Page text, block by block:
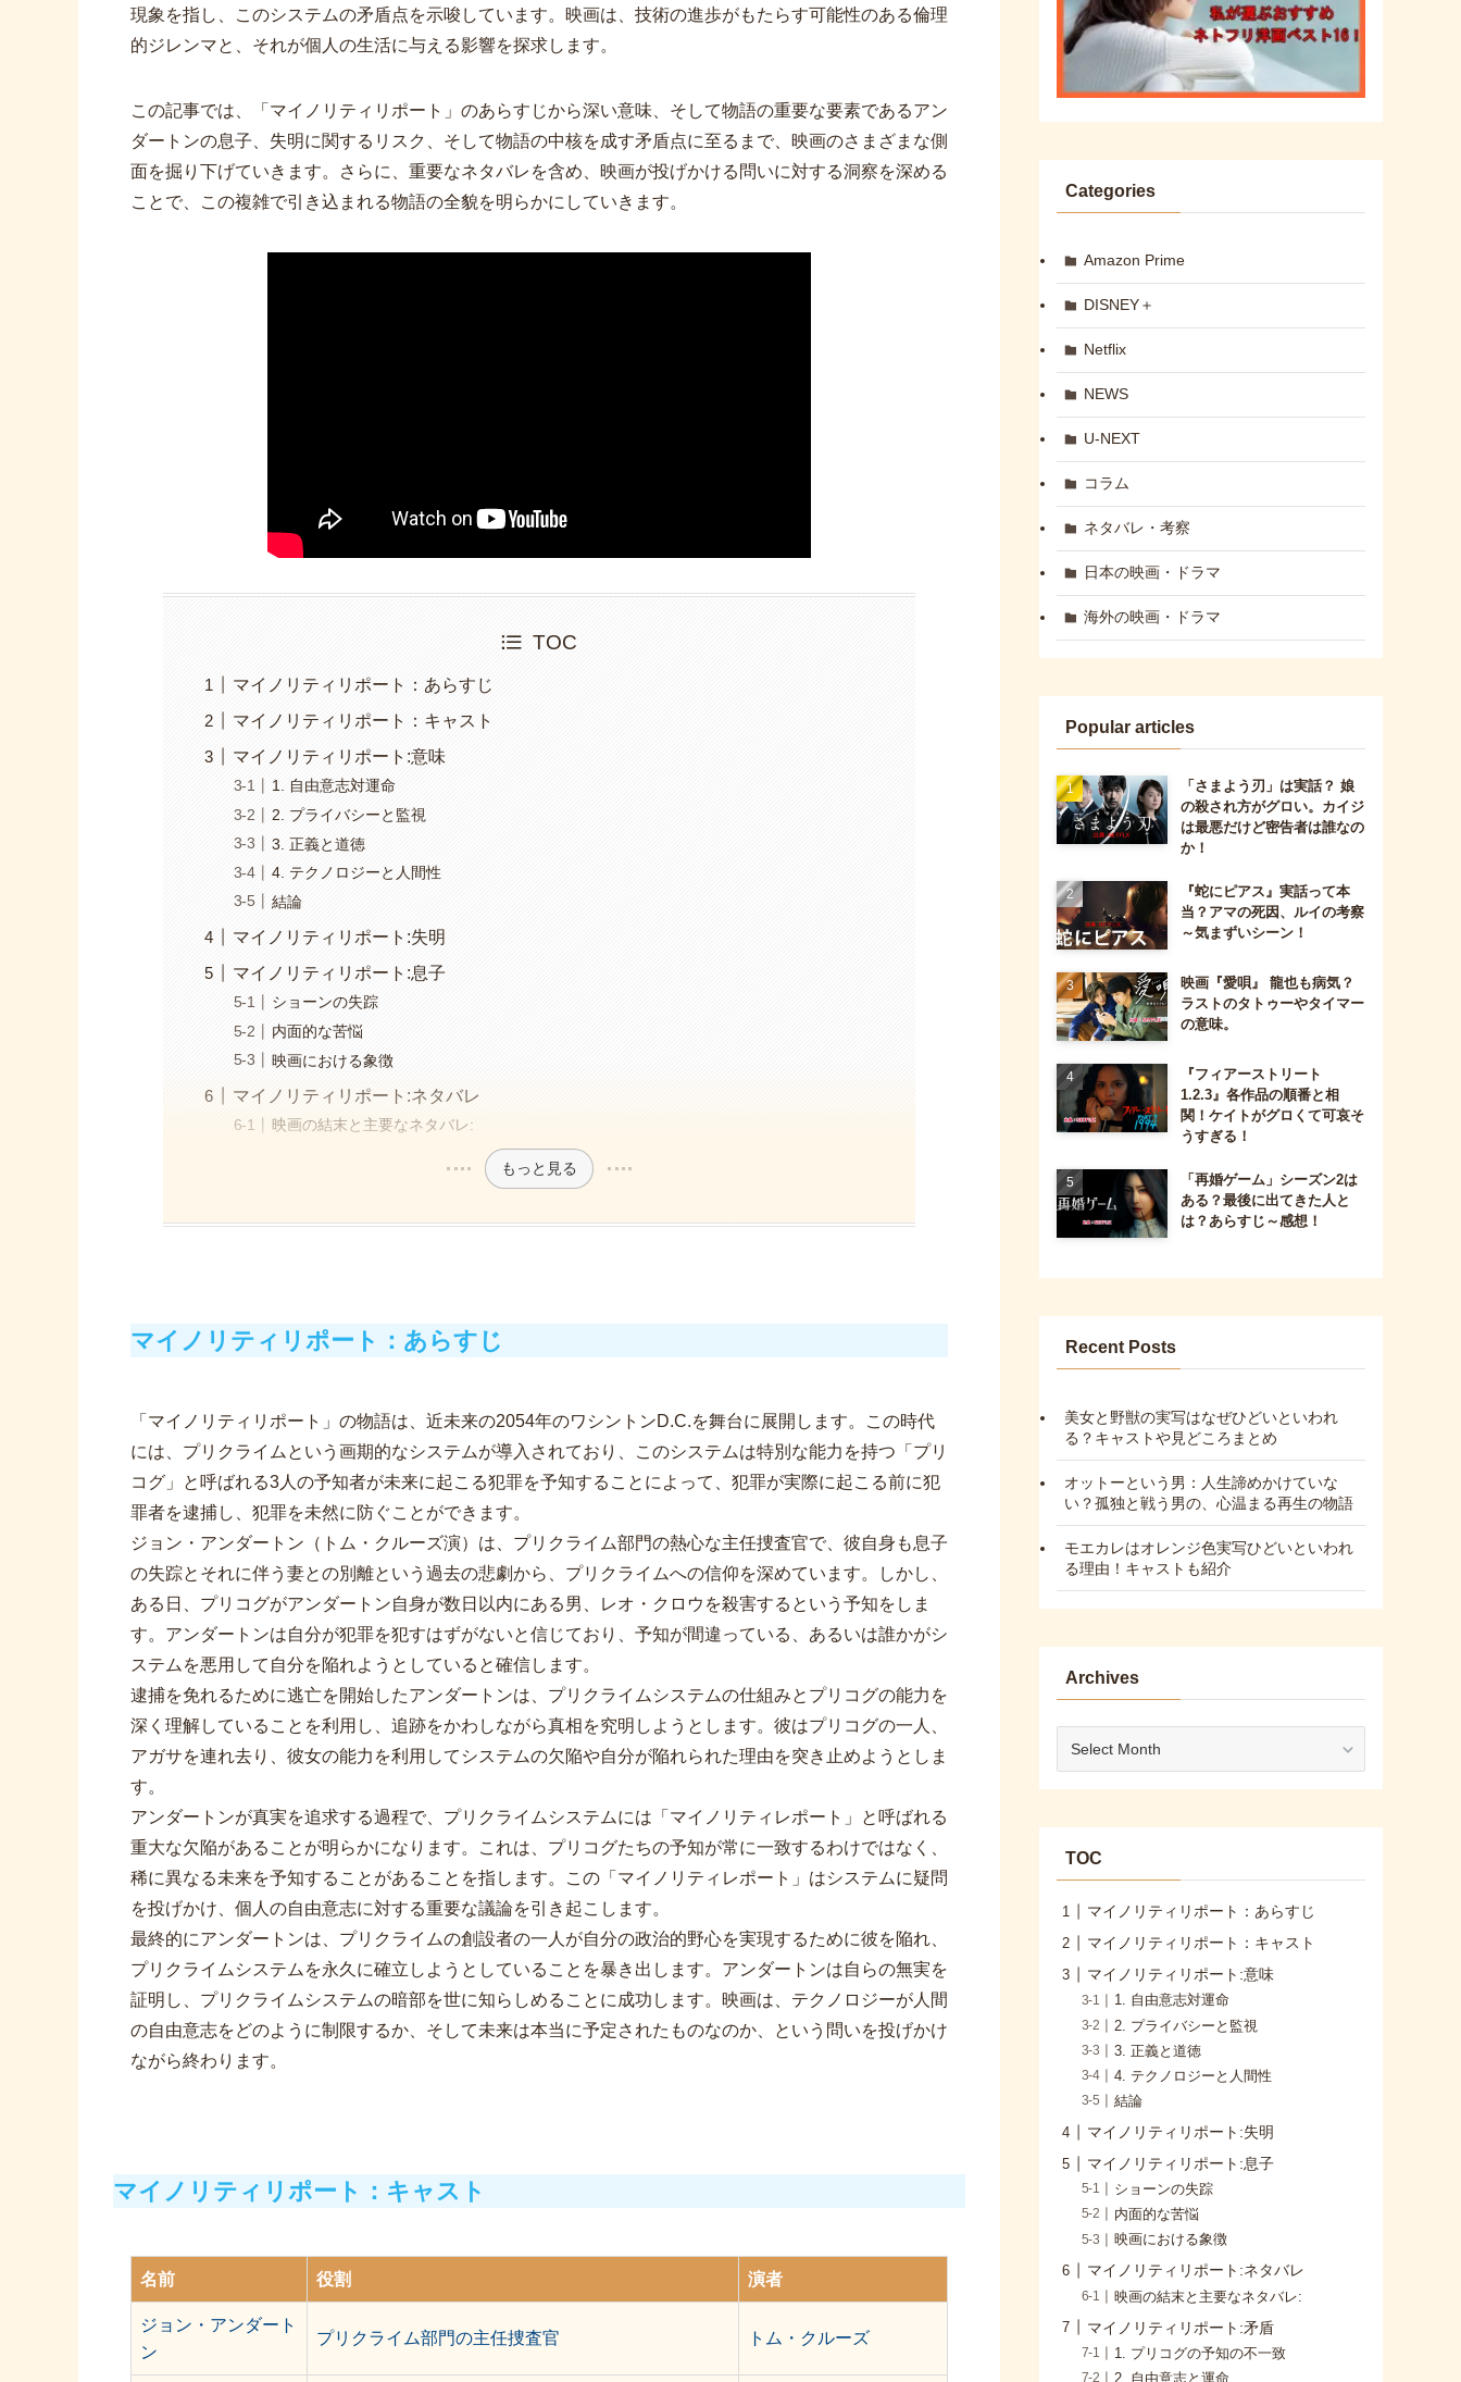
現象を指し、このシステムの矛盾点を示唆しています。映画は、技術の進歩がもたらす可能性のある倫理
的ジレンマと、それが個人の生活に与える影響を探求します。
この記事では、「マイノリティリポート」のあらすじから深い意味、そして物語の重要な要素であるアン
ダートンの息子、失明に関するリスク、そして物語の中核を成す矛盾点に至るまで、映画のさまざまな側
面を掘り下げていきます。さらに、重要なネタバレを含め、映画が投げかける問いに対する洞察を深める
ことで、この複雑で引き込まれる物語の全貌を明らかにしていきます。
TOC
マイノリティリポート：あらすじ
マイノリティリポート：キャスト
マイノリティリポート:意味
1. 自由意志対運命
2. プライバシーと監視
3. 正義と道徳
4. テクノロジーと人間性
結論
マイノリティリポート:失明
マイノリティリポート:息子
ショーンの失踪
内面的な苦悩
映画における象徴
マイノリティリポート:ネタバレ
映画の結末と主要なネタバレ:
もっと見る
マイノリティリポート：あらすじ
「マイノリティリポート」の物語は、近未来の2054年のワシントンD.C.を舞台に展開します。この時代
には、プリクライムという画期的なシステムが導入されており、このシステムは特別な能力を持つ「プリ
コグ」と呼ばれる3人の予知者が未来に起こる犯罪を予知することによって、犯罪が実際に起こる前に犯
罪者を逮捕し、犯罪を未然に防ぐことができます。
ジョン・アンダートン（トム・クルーズ演）は、プリクライム部門の熱心な主任捜査官で、彼自身も息子
の失踪とそれに伴う妻との別離という過去の悲劇から、プリクライムへの信仰を深めています。しかし、
ある日、プリコグがアンダートン自身が数日以内にある男、レオ・クロウを殺害するという予知をしま
す。アンダートンは自分が犯罪を犯すはずがないと信じており、予知が間違っている、あるいは誰かがシ
ステムを悪用して自分を陥れようとしていると確信します。
逮捕を免れるために逃亡を開始したアンダートンは、プリクライムシステムの仕組みとプリコグの能力を
深く理解していることを利用し、追跡をかわしながら真相を究明しようとします。彼はプリコグの一人、
アガサを連れ去り、彼女の能力を利用してシステムの欠陥や自分が陥れられた理由を突き止めようとしま
す。
アンダートンが真実を追求する過程で、プリクライムシステムには「マイノリティレポート」と呼ばれる
重大な欠陥があることが明らかになります。これは、プリコグたちの予知が常に一致するわけではなく、
稀に異なる未来を予知することがあることを指します。この「マイノリティレポート」はシステムに疑問
を投げかけ、個人の自由意志に対する重要な議論を引き起こします。
最終的にアンダートンは、プリクライムの創設者の一人が自分の政治的野心を実現するために彼を陥れ、
プリクライムシステムを永久に確立しようとしていることを暴き出します。アンダートンは自らの無実を
証明し、プリクライムシステムの暗部を世に知らしめることに成功します。映画は、テクノロジーが人間
の自由意志をどのように制限するか、そして未来は本当に予定されたものなのか、という問いを投げかけ
ながら終わります。
マイノリティリポート：キャスト
名前 役割 演者
ジョン・アンダート
ン
プリクライム部門の主任捜査官 トム・クルーズ
Categories
Amazon Prime
DISNEY＋
Netflix
NEWS
U-NEXT
コラム
ネタバレ・考察
日本の映画・ドラマ
海外の映画・ドラマ
Popular articles
「さまよう刃」は実話？ 娘
の殺され方がグロい。カイジ
は最悪だけど密告者は誰なの
か！
『蛇にピアス』実話って本
当？アマの死因、ルイの考察
～気まずいシーン！
映画『愛唄』 龍也も病気？
ラストのタトゥーやタイマー
の意味。
『フィアーストリート
1.2.3』各作品の順番と相
関！ケイトがグロくて可哀そ
うすぎる！
「再婚ゲーム」シーズン2は
ある？最後に出てきた人と
は？あらすじ～感想！
Recent Posts
美女と野獣の実写はなぜひどいといわれ
る？キャストや見どころまとめ
オットーという男：人生諦めかけていな
い？孤独と戦う男の、心温まる再生の物語
モエカレはオレンジ色実写ひどいといわれ
る理由！キャストも紹介
Archives
TOC
マイノリティリポート：あらすじ
マイノリティリポート：キャスト
マイノリティリポート:意味
1. 自由意志対運命
2. プライバシーと監視
3. 正義と道徳
4. テクノロジーと人間性
結論
マイノリティリポート:失明
マイノリティリポート:息子
ショーンの失踪
内面的な苦悩
映画における象徴
マイノリティリポート:ネタバレ
映画の結末と主要なネタバレ:
マイノリティリポート:矛盾
1. プリコグの予知の不一致
2. 自由意志と運命